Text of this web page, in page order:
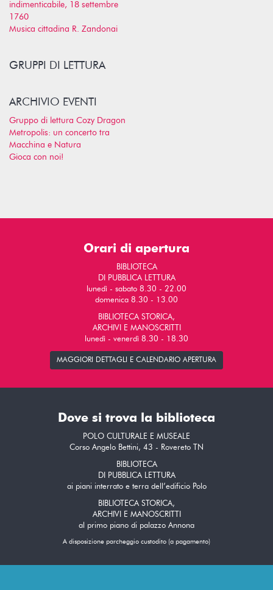
indimenticabile, 18 settembre
1760
Musica cittadina R. Zandonai
GRUPPI DI LETTURA
ARCHIVIO EVENTI
Gruppo di lettura Cozy Dragon
Metropolis: un concerto tra
Macchina e Natura
Gioca con noi!
Orari di apertura
BIBLIOTECA
DI PUBBLICA LETTURA
lunedì - sabato 8.30 - 22.00
domenica 8.30 - 13.00
BIBLIOTECA STORICA,
ARCHIVI E MANOSCRITTI
lunedì - venerdì 8.30 - 18.30
MAGGIORI DETTAGLI E CALENDARIO APERTURA
Dove si trova la biblioteca
POLO CULTURALE E MUSEALE
Corso Angelo Bettini, 43 - Rovereto TN
BIBLIOTECA
DI PUBBLICA LETTURA
ai piani interrato e terra dell’edificio Polo
BIBLIOTECA STORICA,
ARCHIVI E MANOSCRITTI
al primo piano di palazzo Annona
A disposizione parcheggio custodito (a pagamento)